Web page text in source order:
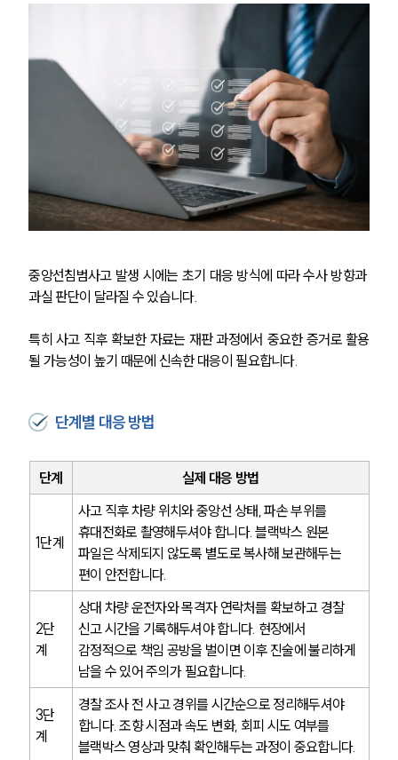
팀소개
팀소개
대륜의 강점
오시는 길
글로벌 파트너 로펌
고객의 소리
통합검색
AI대륜
업무사례
중앙선침범사고 발생 시에는 초기 대응 방식에 따라 수사 방향과
과실 판단이 달라질 수 있습니다.
특히 사고 직후 확보한 자료는 재판 과정에서 중요한 증거로 활용
될 가능성이 높기 때문에 신속한 대응이 필요합니다.
단계별 대응 방법
단계 실제 대응 방법
1단계
사고 직후 차량 위치와 중앙선 상태, 파손 부위를
휴대전화로 촬영해두셔야 합니다. 블랙박스 원본
파일은 삭제되지 않도록 별도로 복사해 보관해두는
편이 안전합니다.
2단
계
상대 차량 운전자와 목격자 연락처를 확보하고 경찰
신고 시간을 기록해두셔야 합니다. 현장에서
감정적으로 책임 공방을 벌이면 이후 진술에 불리하게
남을 수 있어 주의가 필요합니다.
3단
계
경찰 조사 전 사고 경위를 시간순으로 정리해두셔야
합니다. 조향 시점과 속도 변화, 회피 시도 여부를
블랙박스 영상과 맞춰 확인해두는 과정이 중요합니다.